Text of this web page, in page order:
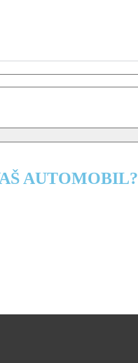
AUTOMOBIL?